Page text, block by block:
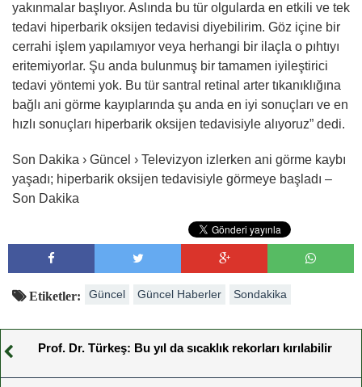
yakınmalar başlıyor. Aslında bu tür olgularda en etkili ve tek
tedavi hiperbarik oksijen tedavisi diyebilirim. Göz içine bir
cerrahi işlem yapılamıyor veya herhangi bir ilaçla o pıhtıyı
eritemiyorlar. Şu anda bulunmuş bir tamamen iyileştirici
tedavi yöntemi yok. Bu tür santral retinal arter tıkanıklığına
bağlı ani görme kayıplarında şu anda en iyi sonuçları ve en
hızlı sonuçları hiperbarik oksijen tedavisiyle alıyoruz” dedi.
Son Dakika › Güncel › Televizyon izlerken ani görme kaybı
yaşadı; hiperbarik oksijen tedavisiyle görmeye başladı –
Son Dakika
Etiketler: Güncel Güncel Haberler Sondakika
Prof. Dr. Türkeş: Bu yıl da sıcaklık rekorları kırılabilir